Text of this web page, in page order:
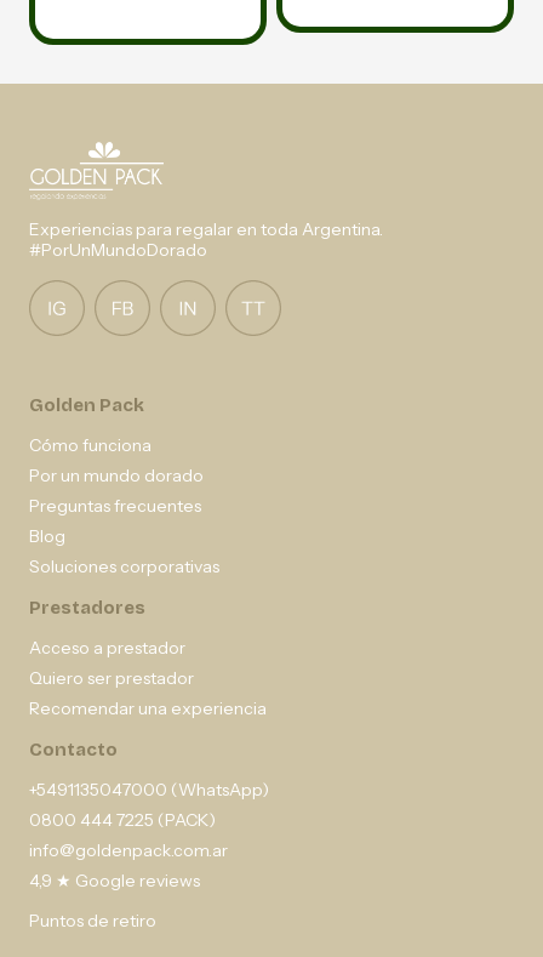
Experiencias para regalar en toda Argentina.
#PorUnMundoDorado
Golden Pack
Cómo funciona
Por un mundo dorado
Preguntas frecuentes
Blog
Soluciones corporativas
Prestadores
Acceso a prestador
Quiero ser prestador
Recomendar una experiencia
Contacto
+5491135047000 (WhatsApp)
0800 444 7225 (PACK)
info@goldenpack.com.ar
4,9 ★ Google reviews
Puntos de retiro